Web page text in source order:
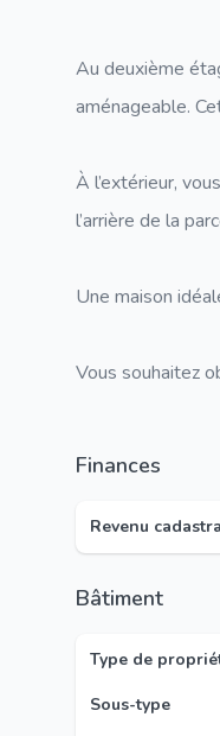
Au deuxième
aménageable.
À l’extérieur,
l’arrière de la
Une maison
Vous souhaitez
Finances
Revenu
Bâtiment
Type de
Sous-type